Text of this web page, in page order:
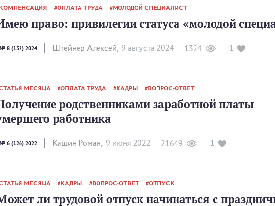
КОМПЕНСАЦИЯ ОПЛАТА ТРУДА МОЛОДОЙ СПЕЦИАЛИСТ
право: привилегии статуса «молодой
№ 8 (152) 2024 Штейнер Алексей, 9 августа 2024 1324 1
МЕСЯЦА ОПЛАТА ТРУДА КАДРЫ ВОПРОС-ОТВЕТ
родственниками заработной платы
работника
№ 6 (126) 2022 Кашин Роман, 9 июня 2022 21649 1
МЕСЯЦА КАДРЫ ВОПРОС-ОТВЕТ ОТПУСК
ли трудовой отпуск начинаться с